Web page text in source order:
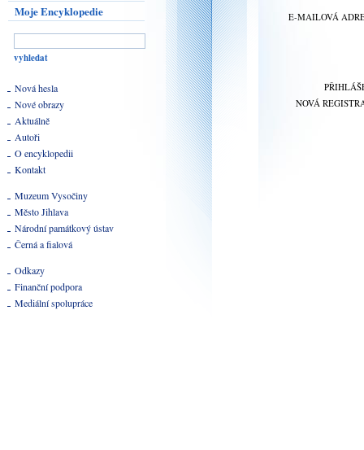
Moje Encyklopedie
Nová hesla
Nové obrazy
Aktuálně
Autoři
O encyklopedii
Kontakt
Muzeum Vysočiny
Město Jihlava
Národní památkový ústav
Černá a fialová
Odkazy
Finanční podpora
Mediální spolupráce
E-MAILOVÁ
NOVÁ